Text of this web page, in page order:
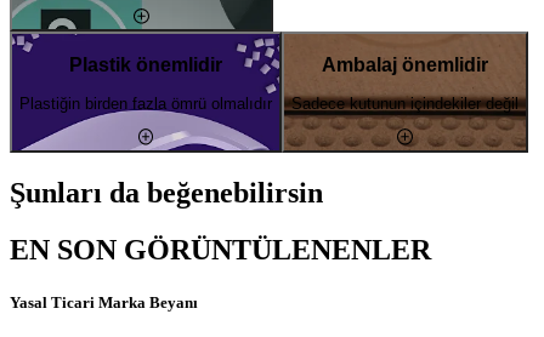
Plastik önemlidir
Plastiğin birden fazla ömrü olmalıdır
Ambalaj önemlidir
Sadece kutunun içindekiler değil
Şunları da beğenebilirsin
EN SON GÖRÜNTÜLENENLER
Yasal Ticari Marka Beyanı